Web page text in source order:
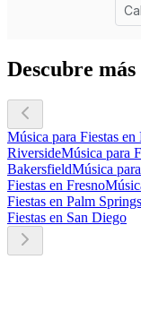
Descubre más
Música para Fiestas
RiversideMúsica para
BakersfieldMúsica
Fiestas en Fresno
Fiestas en Palm Springs
Fiestas en San Diego